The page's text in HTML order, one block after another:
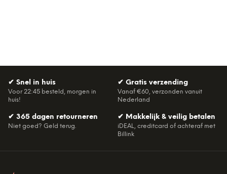
✔ Snel in huis
Voor 22:45 besteld, morgen in
huis!
✔ Gratis verzending
Vanaf €60, verzonden vanuit
Nederland
✔ 365 dagen retourneren
Niet goed? Geld terug.
✔ Makkelijk & veilig betalen
iDEAL, creditcard of achteraf met
Billink